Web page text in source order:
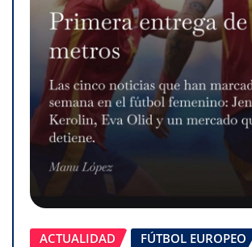
ACTUALIDAD
FÚTBOL EUROPEO